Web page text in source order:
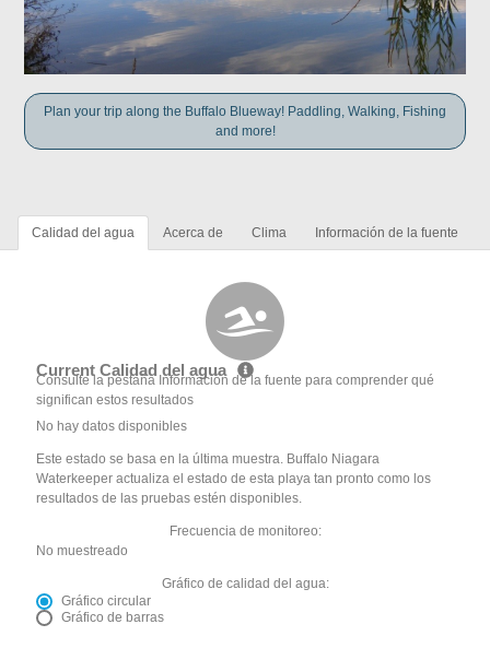
Plan your trip along the Buffalo Blueway! Paddling, Walking, Fishing
and more!
Calidad del agua Acerca de Clima Información de la fuente
Current Calidad del agua
Consulte la pestaña Información de la fuente para comprender qué
significan estos resultados
No hay datos disponibles
Este estado se basa en la última muestra. Buffalo Niagara
Waterkeeper actualiza el estado de esta playa tan pronto como los
resultados de las pruebas estén disponibles.
Frecuencia de monitoreo:
No muestreado
Gráfico de calidad del agua:
Gráfico circular
Gráfico de barras